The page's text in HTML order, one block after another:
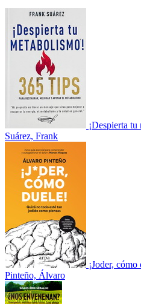
¡Despierta
Suárez, Frank
¡Joder,
Pinteño, Álvaro